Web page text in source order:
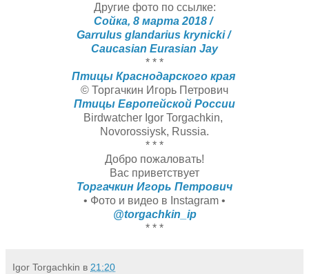
Другие фото по ссылке:
Сойка, 8 марта 2018 /
Garrulus glandarius krynicki /
Caucasian Eurasian Jay
* * *
Птицы Краснодарского края
© Торгачкин Игорь Петрович
Птицы Европейской России
Birdwatcher Igor Torgachkin,
Novorossiysk, Russia.
* * *
Добро пожаловать!
Вас приветствует
Торгачкин Игорь Петрович
• Фото и видео в Instagram •
@torgachkin_ip
* * *
Igor Torgachkin в 21:20